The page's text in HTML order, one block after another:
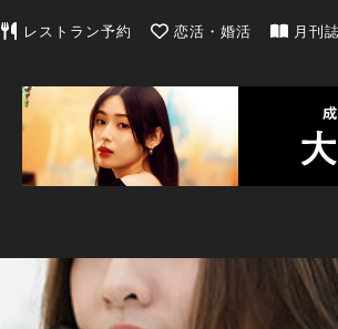
東京カレンダー | 最新のグルメ、洗練された
レストラン予約 恋活・婚活 月刊誌